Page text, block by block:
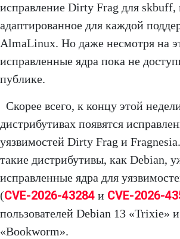
исправление Dirty Frag для skbuff,
адаптированное для каждой
AlmaLinux. Но даже несмотря на
исправленные ядра пока не
публике.
Скорее всего, к концу этой
дистрибутивах появятся
уязвимостей Dirty Frag и
такие дистрибутивы, как Debian,
исправленные ядра для
(CVE-2026-43284 и CVE-2026-
пользователей Debian 13 «Trixie»
«Bookworm».